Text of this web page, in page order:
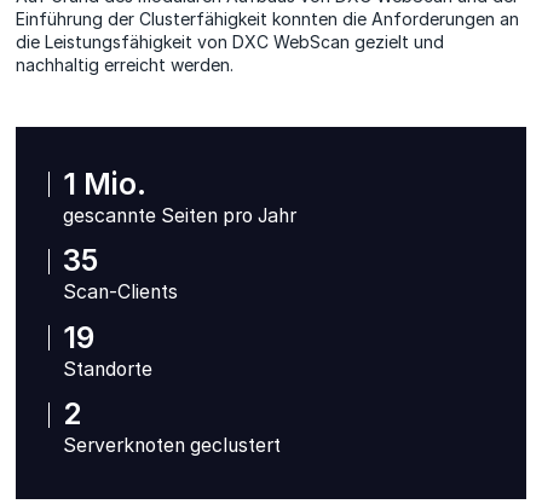
Einführung der Clusterfähigkeit konnten die Anforderungen an
die Leistungsfähigkeit von DXC WebScan gezielt und
nachhaltig erreicht werden.
1 Mio.
gescannte Seiten pro Jahr
35
Scan-Clients
19
Standorte
2
Serverknoten geclustert